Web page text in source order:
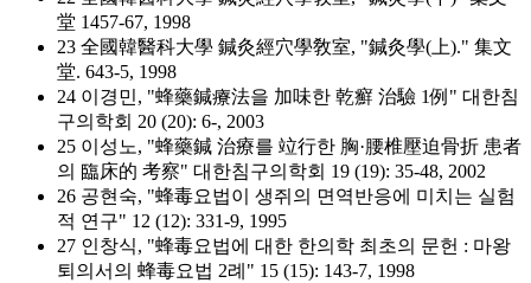
堂 1457-67, 1998
23 全國韓醫科大學 鍼灸經穴學敎室, "鍼灸學(上)." 集文
堂. 643-5, 1998
24 이경민, "蜂藥鍼療法을 加味한 乾癬 治驗 1例" 대한침
구의학회 20 (20): 6-, 2003
25 이성노, "蜂藥鍼 治療를 竝行한 胸·腰椎壓迫骨折 患者
의 臨床的 考察" 대한침구의학회 19 (19): 35-48, 2002
26 공현숙, "蜂毒요법이 생쥐의 면역반응에 미치는 실험
적 연구" 12 (12): 331-9, 1995
27 인창식, "蜂毒요법에 대한 한의학 최초의 문헌 : 마왕
퇴의서의 蜂毒요법 2례" 15 (15): 143-7, 1998